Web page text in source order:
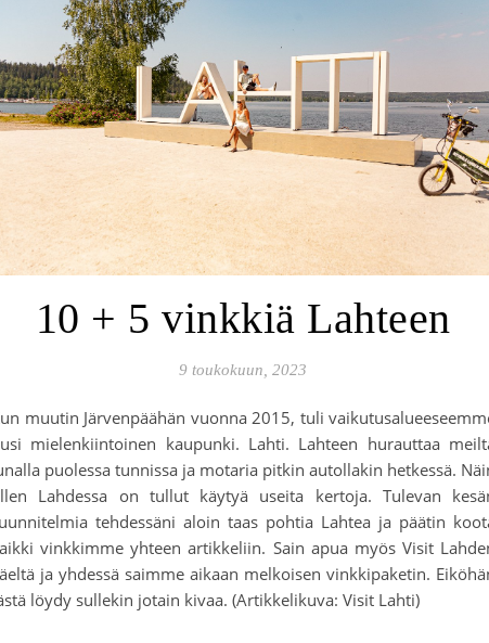
10 + 5 vinkkiä Lahteen
9 toukokuun, 2023
muutin Järvenpäähän vuonna 2015, tuli
mielenkiintoinen kaupunki. Lahti. Lahteen hurauttaa
puolessa tunnissa ja motaria pitkin autollakin hetkessä.
Lahdessa on tullut käytyä useita kertoja. Tulevan
tehdessäni aloin taas pohtia Lahtea ja päätin
vinkkimme yhteen artikkeliin. Sain apua myös Visit
ja yhdessä saimme aikaan melkoisen vinkkipaketin.
löydy sullekin jotain kivaa. (Artikkelikuva: Visit Lahti)